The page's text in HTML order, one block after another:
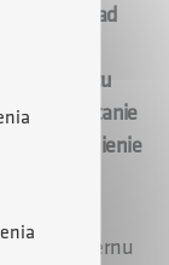
ponad
zakład
asortymentu
zostanie
zatrudnienie
koncernu